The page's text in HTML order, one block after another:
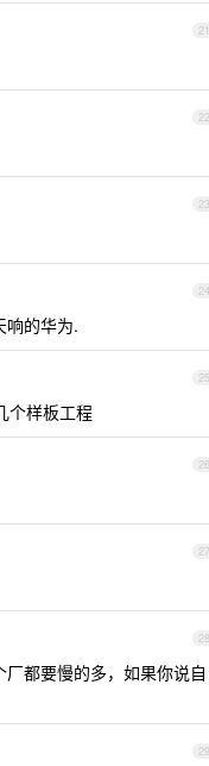
21
22
23
24
响的华为.
25
个样板工程
26
27
28
都要慢的多，如果你说自
29